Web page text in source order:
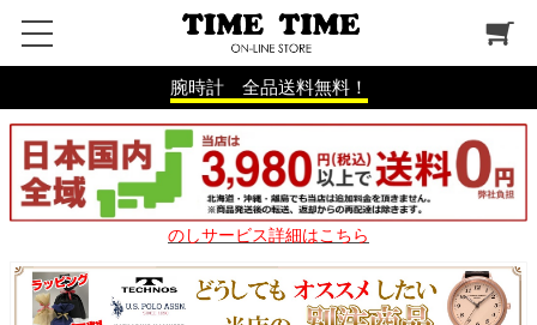
腕時計 全品送料無料！
のしサービス詳細はこちら